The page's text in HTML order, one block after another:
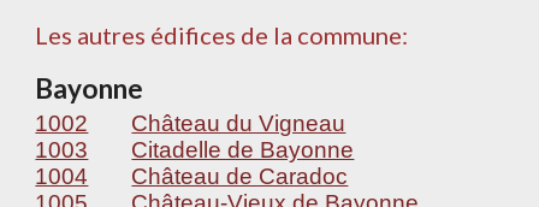
Les autres édifices de la commune:
Bayonne
1002
Château du Vigneau
1003
Citadelle de Bayonne
1004
Château de Caradoc